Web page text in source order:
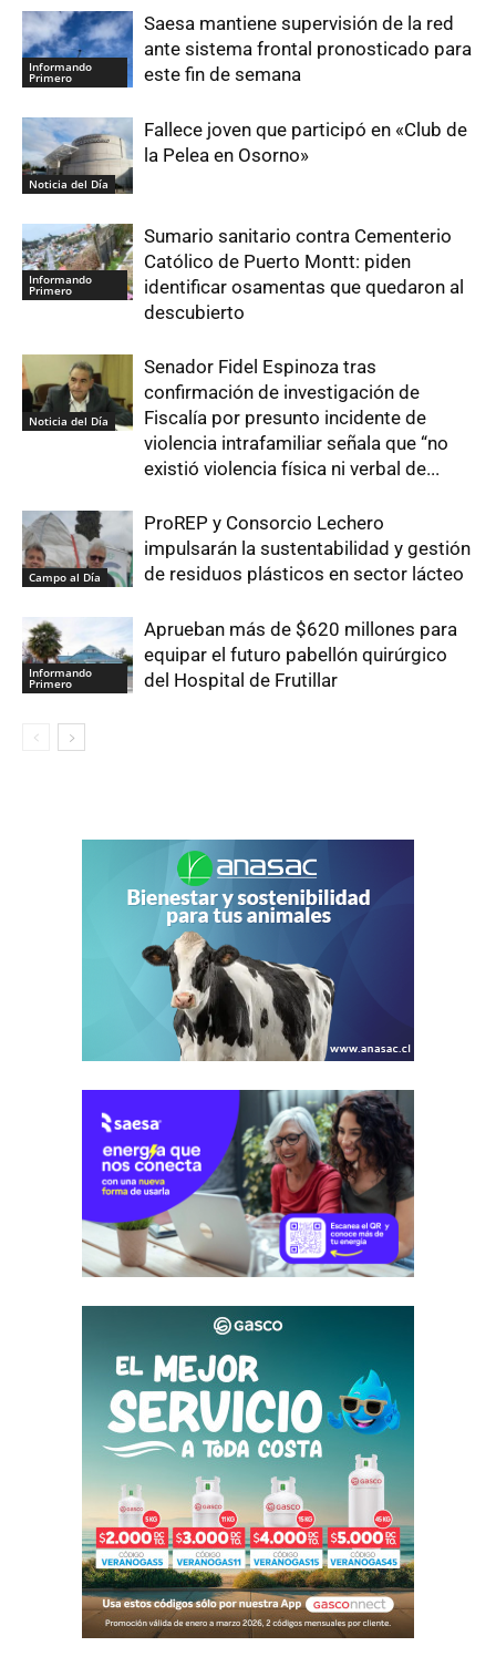
Informando
Primero
Saesa mantiene supervisión de la red
ante sistema frontal pronosticado para
este fin de semana
Noticia del Día
Fallece joven que participó en «Club de
la Pelea en Osorno»
Informando
Primero
Sumario sanitario contra Cementerio
Católico de Puerto Montt: piden
identificar osamentas que quedaron al
descubierto
Noticia del Día
Senador Fidel Espinoza tras
confirmación de investigación de
Fiscalía por presunto incidente de
violencia intrafamiliar señala que “no
existió violencia física ni verbal de...
Campo al Día
ProREP y Consorcio Lechero
impulsarán la sustentabilidad y gestión
de residuos plásticos en sector lácteo
Informando
Primero
Aprueban más de $620 millones para
equipar el futuro pabellón quirúrgico
del Hospital de Frutillar